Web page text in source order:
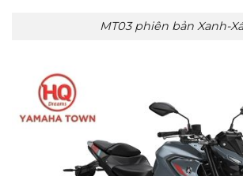
MT03 phiên bản Xanh-